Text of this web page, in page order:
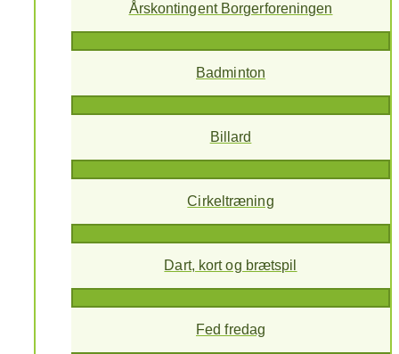
Årskontingent Borgerforeningen
Badminton
Billard
Cirkeltræning
Dart, kort og brætspil
Fed fredag